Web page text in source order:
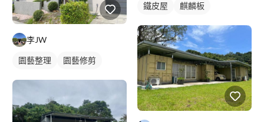
李JW
園藝整理 園藝修剪
鐵皮屋 麒麟板